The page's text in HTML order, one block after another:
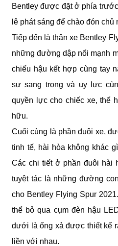
Bentley được đặt ở phía
lê phát sáng để chào đón chủ
Tiếp đến là thân xe Bentley
những đường dập nổi mạnh
chiếu hậu kết hợp cùng tay
sự sang trọng và uy lực
quyền lực cho chiếc xe, thể
hữu.
Cuối cùng là phần đuôi xe,
tinh tế, hài hòa không khác
Các chi tiết ở phần đuôi hài
tuyệt tác là những đường
cho Bentley Flying Spur
thể bỏ qua cụm đèn hậu
dưới là ống xả được thiết kế
liền với nhau.